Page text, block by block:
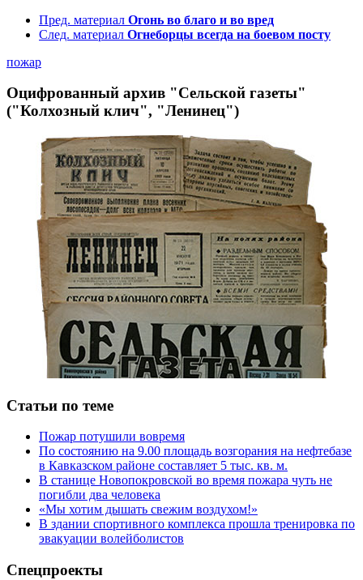
Пред. материал Огонь во благо и во вред
След. материал Огнеборцы всегда на боевом посту
пожар
Оцифрованный архив "Сельской газеты"
("Колхозный клич", "Ленинец")
Статьи по теме
Пожар потушили вовремя
По состоянию на 9.00 площадь возгорания на нефтебазе
в Кавказском районе составляет 5 тыс. кв. м.
В станице Новопокровской во время пожара чуть не
погибли два человека
«Мы хотим дышать свежим воздухом!»
В здании спортивного комплекса прошла тренировка по
эвакуации волейболистов
Спецпроекты